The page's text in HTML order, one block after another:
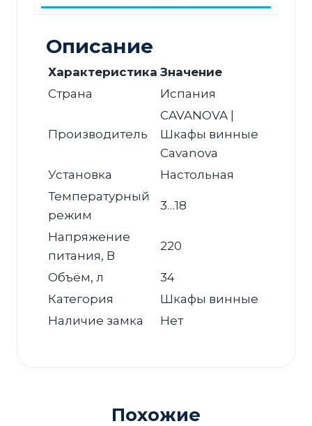
Описание
Характеристика Значение
Страна
Испания
Производитель
CAVANOVA |
Шкафы винные
Cavanova
Установка
Настольная
Температурный
режим
3…18
Напряжение
питания, В
220
Объём, л
34
Категория
Шкафы винные
Наличие замка
Нет
Похожие